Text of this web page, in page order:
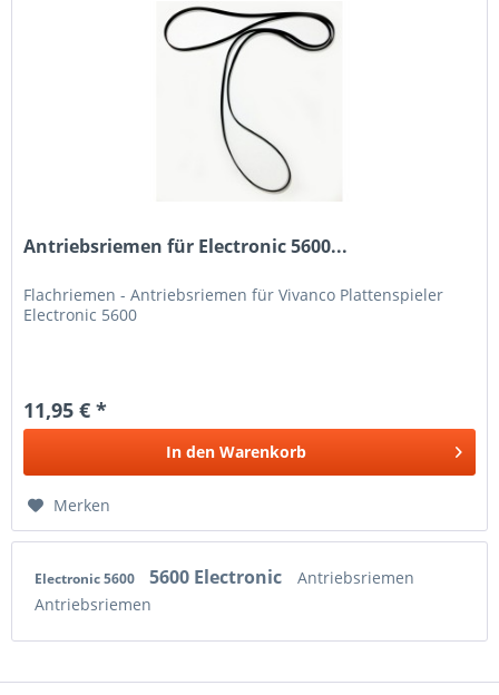
Antriebsriemen für Electronic 5600...
Flachriemen - Antriebsriemen für Vivanco Plattenspieler
Electronic 5600
11,95 € *
In den Warenkorb
Merken
Electronic 5600 5600 Electronic
Antriebsriemen
Antriebsriemen